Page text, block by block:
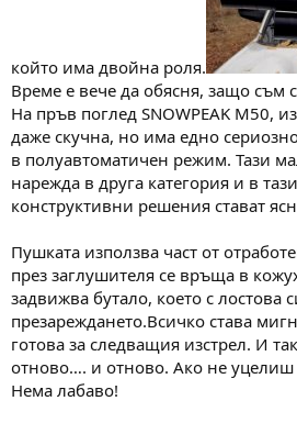
който има двойна роля.
Време е вече да обясня, защо съм
На пръв поглед SNOWPEAK M50,
даже скучна, но има едно
в полуавтоматичен режим. Тази
нарежда в друга категория и в
конструктивни решения стават
Пушката използва част от
през заглушителя се връща в
задвижва бутало, което с лостова
презареждането.Всичко става
готова за следващия изстрел. И
отново…. и отново. Ако не уцелиш
Нема лабаво!